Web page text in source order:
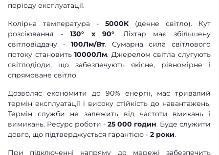
періоду експлуатації.
Колірна температура - 5000К (денне світло). Кут
розсіювання -130° x 90°. Ліхтар має збільшену
світловіддачу -100Лм/Вт. Сумарна сила світлового
потоку становить10000Лм. Джерелом світла слугують
світлодіоди, що забезпечують якісне, рівномірне і
спрямоване світло.
Дозволяє економити до 90% енергії, має тривалий
термін експлуатації і високу стійкість до навантажень.
Термін служби не залежить від частоти вмикань і
вимикань. Ресурс роботи - 25 000 годин. Буде служити
довго, що підтверджується гарантією - 2 роки.
При підключенні напряму до мережі забезпечить